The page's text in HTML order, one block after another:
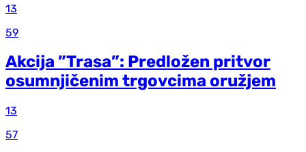
13
59
Akcija ”Trasa”: Predložen pritvor
osumnjičenim trgovcima oružjem
13
57